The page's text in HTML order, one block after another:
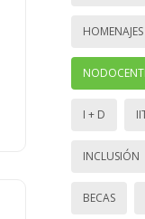
HOMENAJES
I + D
INCLUSIÓN
BECAS